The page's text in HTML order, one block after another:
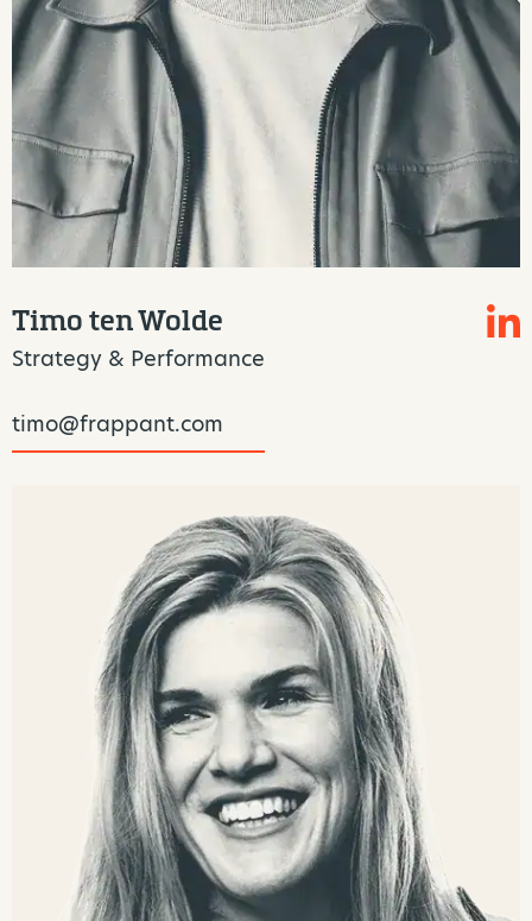
Timo ten Wolde
Strategy & Performance
timo@frappant.com